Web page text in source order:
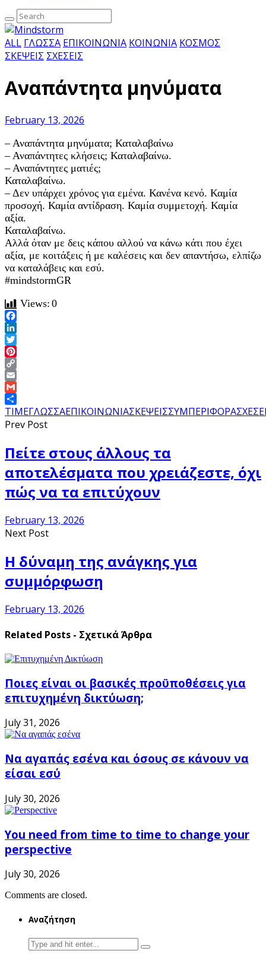
ALL ΓΛΩΣΣΑ ΕΠΙΚΟΙΝΩΝΙΑ ΚΟΙΝΩΝΙΑ ΚΟΣΜΟΣ
ΣΚΕΨΕΙΣ ΣΧΕΣΕΙΣ
Αναπάντητα μηνύματα
February 13, 2026
– Αναπάντητα μηνύματα; Καταλαβαίνω
– Αναπάντητες κλήσεις; Καταλαβαίνω.
– Αναπάντητες ματιές;
Καταλαβαίνω.
– Δεν υπάρχει χρόνος για εμένα. Κανένα κενό. Καμία
προσοχή. Καμία αντίδραση. Καμία συμμετοχή. Καμία
αξία.
Καταλαβαίνω.
Αλλά όταν με δεις κάπου αλλού να κάνω κάτι που έχει
αξία, με κοιτάξεις ή με καλέσεις και δεν απαντήσω, ελπίζω
να καταλάβεις και εσύ.
#mindstormGR
Views: 0
Facebook
LinkedIn
Twitter
Pinterest
Copy
Link
Email
Gmail
Share
TIMEΓΛΩΣΣΑΕΠΙΚΟΙΝΩΝΙΑΣΚΕΨΕΙΣΣΥΜΠΕΡΙΦΟΡΑ
Prev Post
Πείτε στους άλλους τα
αποτελέσματα που χρειάζεστε, όχι
πώς να τα επιτύχουν
February 13, 2026
Next Post
Η δύναμη της ανάγκης για
συμμόρφωση
February 13, 2026
Related Posts - Σχετικά Άρθρα
Ποιες είναι οι βασικές προϋποθέσεις για
επιτυχημένη δικτύωση;
July 31, 2026
Να αγαπάς εσένα και όσους σε κάνουν να
είσαι εσύ
July 30, 2026
You need from time to time to change your
perspective
July 30, 2026
Comments are closed.
Αναζήτηση
Search